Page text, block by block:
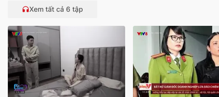
Xem tất cả 6 tập